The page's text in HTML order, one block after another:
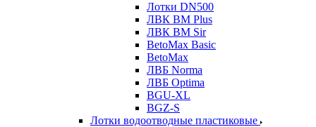
Лотки DN500
ЛВК ВМ Plus
ЛВК ВМ Sir
BetoMax Basic
BetoMax
ЛВБ Norma
ЛВБ Optima
BGU-XL
BGZ-S
Лотки водоотводные пластиковые